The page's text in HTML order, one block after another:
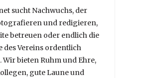
sucht Nachwuchs, der
und redigieren,
betreuen oder endlich die
des Vereins ordentlich
bieten Ruhm und Ehre,
gute Laune und